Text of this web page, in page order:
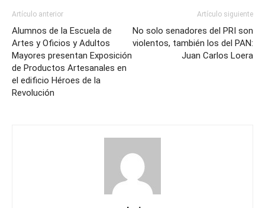
Artículo anterior
Alumnos de la Escuela de
Artes y Oficios y Adultos
Mayores presentan Exposición
de Productos Artesanales en
el edificio Héroes de la
Revolución
Artículo siguiente
No solo senadores del PRI son
violentos, también los del PAN:
Juan Carlos Loera